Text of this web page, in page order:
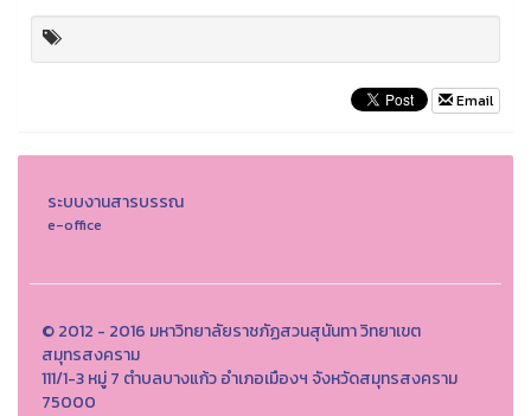
Email
ระบบงานสารบรรณ
e-office
© 2012 - 2016 มหาวิทยาลัยราชภัฏสวนสุนันทา วิทยาเขต
สมุทรสงคราม
111/1-3 หมู่ 7 ตำบลบางแก้ว อำเภอเมืองฯ จังหวัดสมุทรสงคราม
75000